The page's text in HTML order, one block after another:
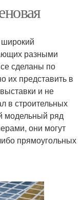
разными
сделаны по
их представить в
и не
в строительных
модельный ряд
они могут
прямоугольных